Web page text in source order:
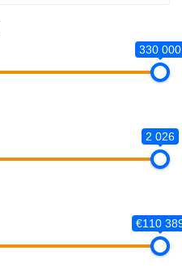
330 000
2 026
€110